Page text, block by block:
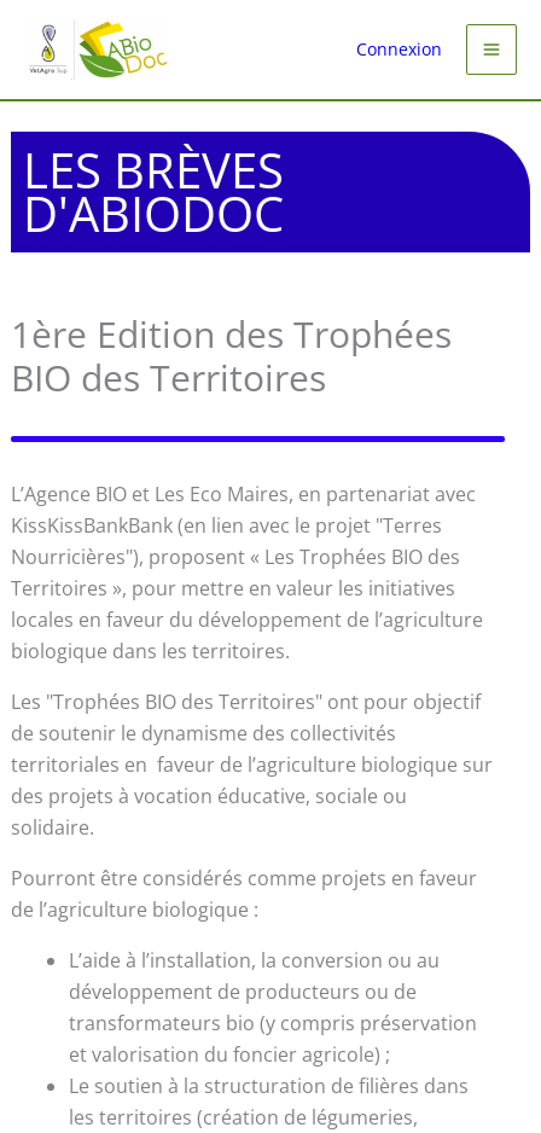
contenu
Connexion
LES BRÈVES
D'ABIODOC
1ère Edition des Trophées
BIO des Territoires
L’Agence BIO et Les Eco Maires, en partenariat avec
KissKissBankBank (en lien avec le projet "Terres
Nourricières"), proposent « Les Trophées BIO des
Territoires », pour mettre en valeur les initiatives
locales en faveur du développement de l’agriculture
biologique dans les territoires.
Les "Trophées BIO des Territoires" ont pour objectif
de soutenir le dynamisme des collectivités
territoriales en faveur de l’agriculture biologique sur
des projets à vocation éducative, sociale ou
solidaire.
Pourront être considérés comme projets en faveur
de l’agriculture biologique :
L’aide à l’installation, la conversion ou au
développement de producteurs ou de
transformateurs bio (y compris préservation
et valorisation du foncier agricole) ;
Le soutien à la structuration de filières dans
les territoires (création de légumeries,